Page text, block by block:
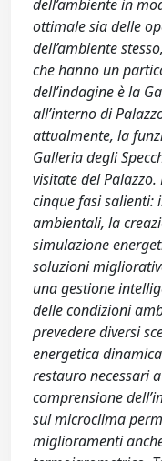
dell’ambiente in
ottimale sia delle
dell’ambiente
che hanno un
dell’indagine è la
all’interno di
attualmente, la
Galleria degli
visitate del
cinque fasi salienti:
ambientali, la
simulazione
soluzioni
una gestione
delle condizioni
prevedere diversi
energetica
restauro necessari
comprensione
sul microclima
miglioramenti